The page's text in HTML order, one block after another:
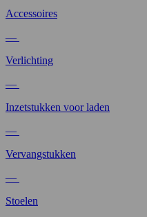
Accessoires
—
Verlichting
—
Inzetstukken voor laden
—
Vervangstukken
—
Stoelen